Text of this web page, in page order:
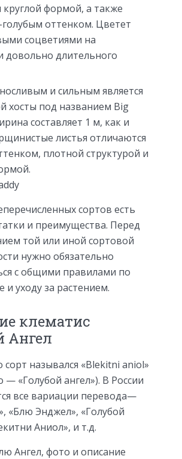
круглой формой, а также
голубым оттенком. Цветет
соцветиями на
довольно длительного
и сильным является
хосты под названием Big
составляет 1 м, как и
листья отличаются
плотной структурой и
сортов есть
и преимущества. Перед
той или иной сортовой
нужно обязательно
с общими правилами по
и уходу за растением.
клематис
Ангел
сорт назывался «Blekitni aniol»
— «Голубой ангел»). В России
все вариации перевода—
«Блю Энджел», «Голубой
Аниол», и т.д.
Ангел, фото и описание